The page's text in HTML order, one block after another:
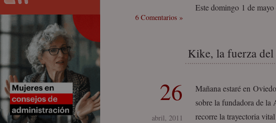
6 Comentarios »
Este domingo 1 de
Kike, la fuerza del
26
abril, 2011
Mañana estaré en
sobre la fundadora de la
recorre la trayectoria